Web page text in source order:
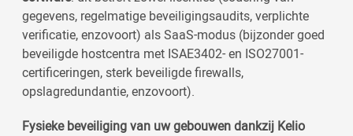
gegevens, regelmatige beveiligingsaudits, verplichte
verificatie, enzovoort) als SaaS-modus (bijzonder goed
beveiligde hostcentra met ISAE3402- en ISO27001-
certificeringen, sterk beveiligde firewalls,
opslagredundantie, enzovoort).
Fysieke beveiliging van uw gebouwen dankzij Kelio